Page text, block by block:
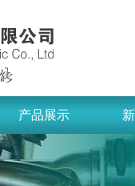
产品展示